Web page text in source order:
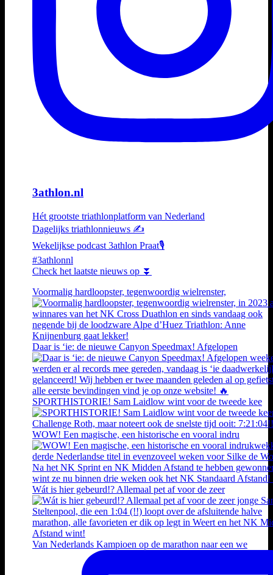
3athlon.nl
Hét grootste triathlonplatform van Nederland
Dagelijks triathlonnieuws ✍️
Wekelijkse podcast 3athlon Praat🎙️
#3athlonnl
Check het laatste nieuws op ⏬
Voormalig hardloopster, tegenwoordig wielrenster,
Daar is ‘ie: de nieuwe Canyon Speedmax! Afgelopen
SPORTHISTORIE! Sam Laidlow wint voor de tweede kee
WOW! Een magische, een historische en vooral indru
Wát is hier gebeurd!? Allemaal pet af voor de zeer
Van Nederlands Kampioen op de marathon naar een we